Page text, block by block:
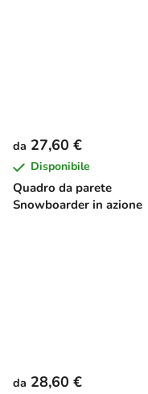
Quadro da parete
Snowboarder in azione
da 27,60 €
Disponibile
da 28,60 €